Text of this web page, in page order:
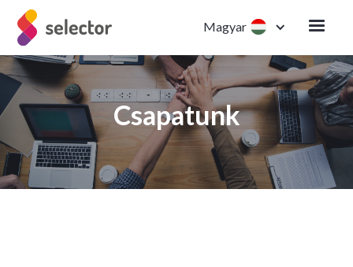
Magyar
Csapatunk